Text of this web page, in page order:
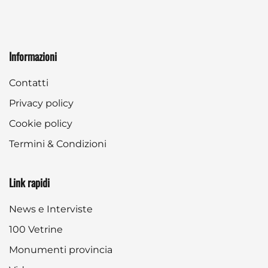
Informazioni
Contatti
Privacy policy
Cookie policy
Termini & Condizioni
Link rapidi
News e Interviste
100 Vetrine
Monumenti provincia